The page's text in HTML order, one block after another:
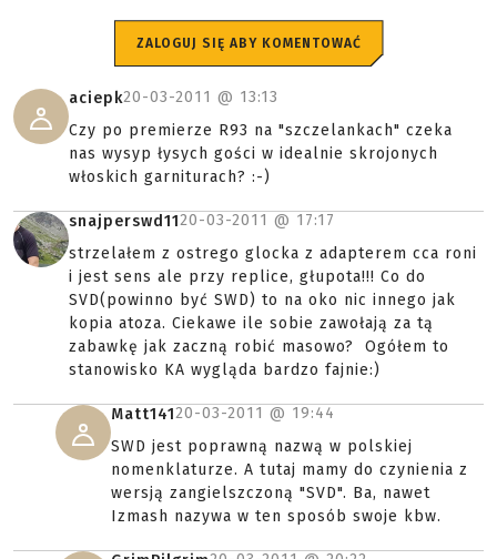
ZALOGUJ SIĘ ABY KOMENTOWAĆ
aciepk20-03-2011 @ 13:13
Czy po premierze R93 na "szczelankach" czeka
nas wysyp łysych gości w idealnie skrojonych
włoskich garniturach? :-)
snajperswd1120-03-2011 @ 17:17
strzelałem z ostrego glocka z adapterem cca roni
i jest sens ale przy replice, głupota!!! Co do
SVD(powinno być SWD) to na oko nic innego jak
kopia atoza. Ciekawe ile sobie zawołają za tą
zabawkę jak zaczną robić masowo? Ogółem to
stanowisko KA wygląda bardzo fajnie:)
Matt14120-03-2011 @ 19:44
SWD jest poprawną nazwą w polskiej
nomenklaturze. A tutaj mamy do czynienia z
wersją zangielszczoną "SVD". Ba, nawet
Izmash nazywa w ten sposób swoje kbw.